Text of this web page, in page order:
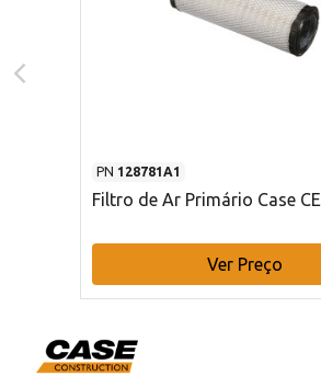
PN 128781A1
Filtro de Ar Primário Case CE
Ver Preço